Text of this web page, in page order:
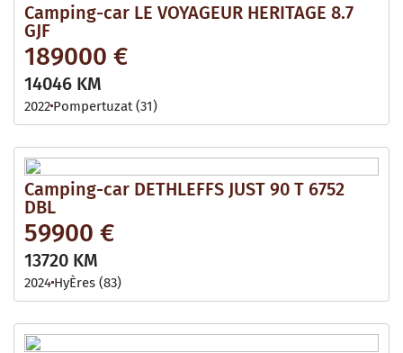
Camping-car LE VOYAGEUR HERITAGE 8.7
GJF
189000 €
14046 KM
2022 Pompertuzat (31)
Camping-car DETHLEFFS JUST 90 T 6752
DBL
59900 €
13720 KM
2024 HyÈres (83)